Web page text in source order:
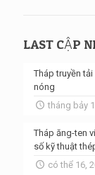
LAST CẬP
Tháp truyền
nóng
tháng bảy
Tháp ăng-ten
số kỹ thuật
có thể 16,